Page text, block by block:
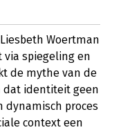
Woertman
spiegeling en
de mythe van de
dat identiteit geen
dynamisch proces
context een